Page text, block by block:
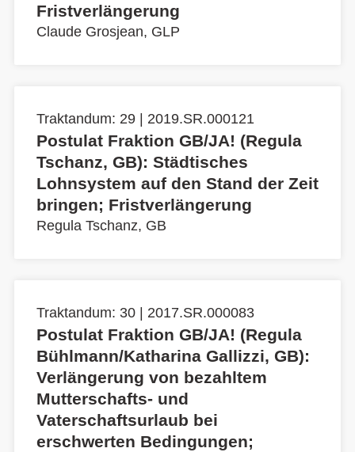
Fristverlängerung
Claude Grosjean, GLP
Traktandum: 29 | 2019.SR.000121
Postulat Fraktion GB/JA! (Regula
Tschanz, GB): Städtisches
Lohnsystem auf den Stand der Zeit
bringen; Fristverlängerung
Regula Tschanz, GB
Traktandum: 30 | 2017.SR.000083
Postulat Fraktion GB/JA! (Regula
Bühlmann/Katharina Gallizzi, GB):
Verlängerung von bezahltem
Mutterschafts- und
Vaterschaftsurlaub bei
erschwerten Bedingungen;